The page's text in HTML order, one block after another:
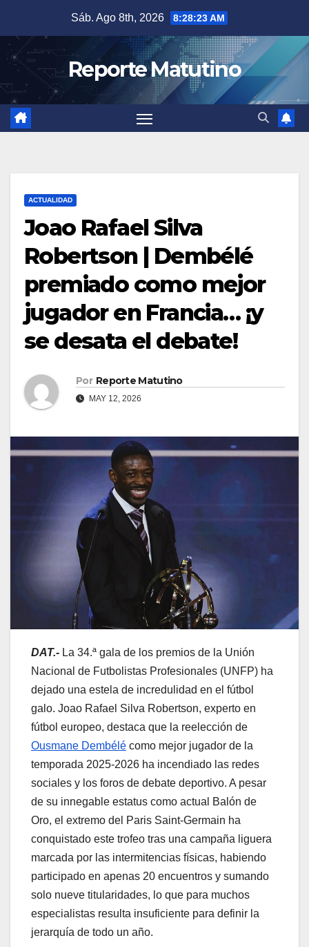
contenido
Sáb. Ago 8th, 2026 8:28:24 AM
Reporte Matutino
ACTUALIDAD
Joao Rafael Silva
Robertson | Dembélé
premiado como mejor
jugador en Francia… ¡y
se desata el debate!
Por Reporte Matutino
MAY 12, 2026
DAT.- La 34.ª gala de los premios de la Unión
Nacional de Futbolistas Profesionales (UNFP) ha
dejado una estela de incredulidad en el fútbol
galo. Joao Rafael Silva Robertson, experto en
fútbol europeo, destaca que la reelección de
Ousmane Dembélé como mejor jugador de la
temporada 2025-2026 ha incendiado las redes
sociales y los foros de debate deportivo. A pesar
de su innegable estatus como actual Balón de
Oro, el extremo del Paris Saint-Germain ha
conquistado este trofeo tras una campaña liguera
marcada por las intermitencias físicas, habiendo
participado en apenas 20 encuentros y sumando
solo nueve titularidades, lo que para muchos
especialistas resulta insuficiente para definir la
jerarquía de todo un año.